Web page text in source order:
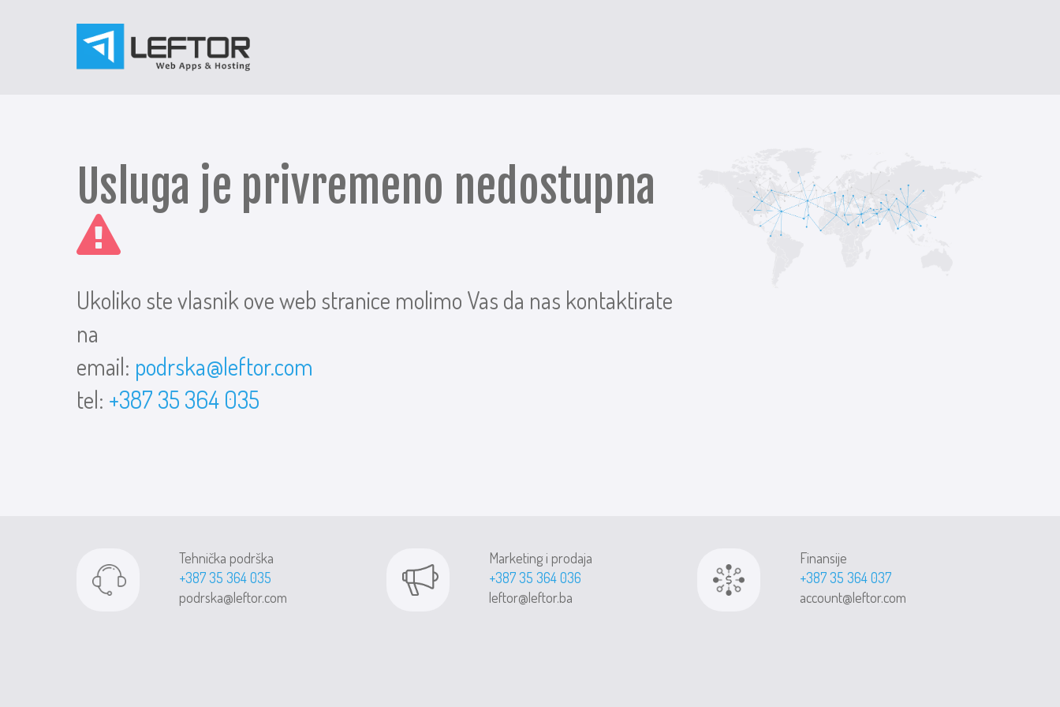
Usluga je privremeno nedostupna
Ukoliko ste vlasnik ove web stranice molimo Vas da nas kontaktirate
na
email: podrska@leftor.com
tel: +387 35 364 035
Tehnička podrška
+387 35 364 035
podrska@leftor.com
Marketing i prodaja
+387 35 364 036
leftor@leftor.ba
Finansije
+387 35 364 037
account@leftor.com